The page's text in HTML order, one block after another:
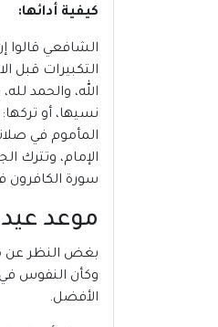
كيفية أدائها:
الشافعي قالوا
التكبيرات قبل
الله، والحمد
نسيها، أو
المأموم في
الإمام، وتترك
سورة الكافرون
موعد عيد
بغض النظر عن
وكأن النفوس في
الأفضل.